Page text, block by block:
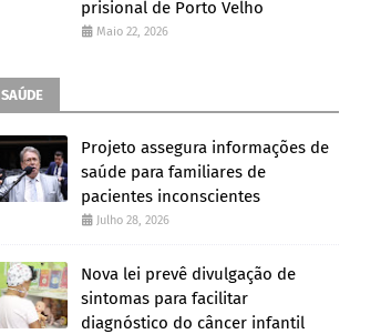
prisional de Porto Velho
Maio 22, 2026
SAÚDE
Projeto assegura informações de
saúde para familiares de
pacientes inconscientes
Julho 28, 2026
Nova lei prevê divulgação de
sintomas para facilitar
diagnóstico do câncer infantil